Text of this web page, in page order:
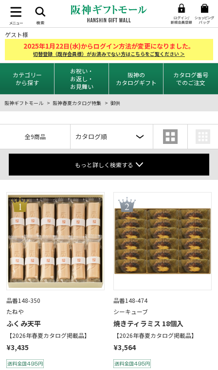
ゲスト様
2025年1月22日(水)からログイン方法が変更になりました。
切替登録（既存会員様）がお済みでない方はこちらをご覧ください ＞
カテゴリー
から探す
お祝い・
お返し・
お見舞い
阪神の
カタログギフト
カタログ番号
でのご注文
阪神ギフトモール 阪神春夏カタログ特集 御供
全9商品
もっと詳しく検索する
品番148-350
たねや
ふくみ天平
【2026年春夏カタログ掲載品】
¥3,435
品番148-474
シーキューブ
焼きティラミス 18個入
【2026年春夏カタログ掲載品】
¥3,564